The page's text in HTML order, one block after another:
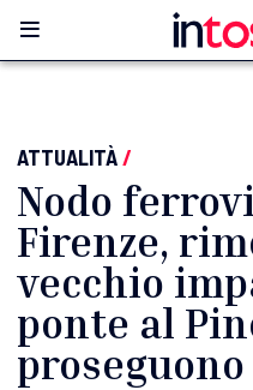
ATTUALITÀ/
Nodo
Firenze,
vecchio
ponte al